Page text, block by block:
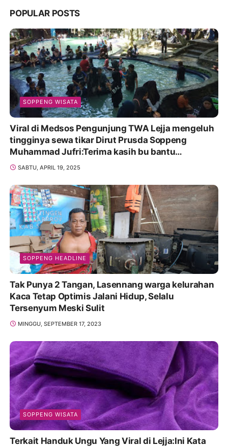
POPULAR POSTS
SOPPENG WISATA
Viral di Medsos Pengunjung TWA Lejja mengeluh
tingginya sewa tikar Dirut Prusda Soppeng
Muhammad Jufri:Terima kasih bu bantu
Promosikan
SABTU, APRIL 19, 2025
SOPPENG HEADLINE
Tak Punya 2 Tangan, Lasennang warga kelurahan
Kaca Tetap Optimis Jalani Hidup, Selalu
Tersenyum Meski Sulit
MINGGU, SEPTEMBER 17, 2023
SOPPENG WISATA
Terkait Handuk Ungu Yang Viral di Lejja:Ini Kata